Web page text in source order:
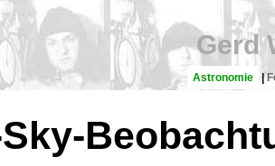
Gerd
Astronomie |